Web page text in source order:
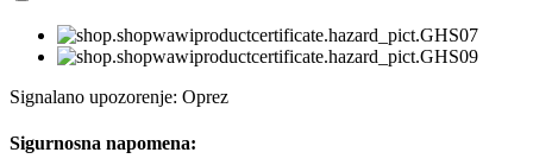
Signalano upozorenje: Oprez
Sigurnosna napomena: